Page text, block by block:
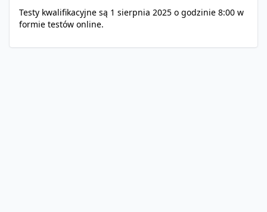
Testy kwalifikacyjne są 1 sierpnia 2025 o godzinie 8:00 w
formie testów online.